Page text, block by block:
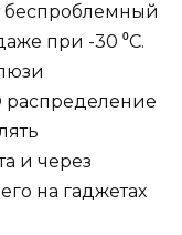
беспроблемный
при -30 ⁰С.
распределение
и через
на гаджетах